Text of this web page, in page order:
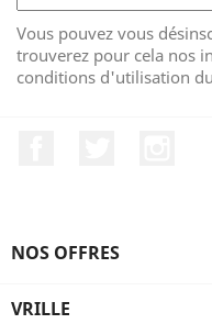
Vous pouvez vous
trouverez pour cela nos
conditions d'utilisation
NOS OFFRES
VRILLE